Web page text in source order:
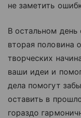
не заметить
В остальном день
вторая половина
творческих
ваши идеи и
дела помогут
оставить в
гораздо